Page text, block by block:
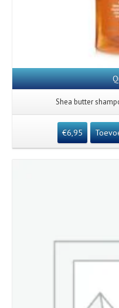
Shea butter
€6,95